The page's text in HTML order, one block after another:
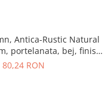
Antica-Rustic Natural
portelanata, bej, finisaj
mat
80,24 RON